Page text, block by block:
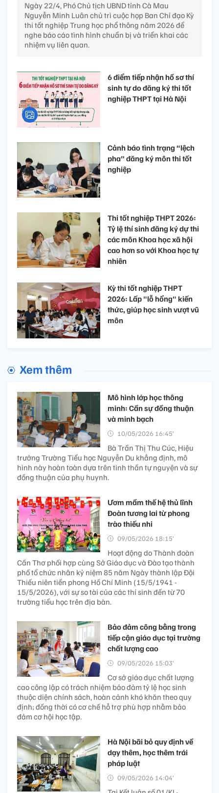
Ngày 22/4, Phó Chủ tịch UBND tỉnh Cà Mau
Nguyễn Minh Luân chủ trì cuộc họp Ban Chỉ đạo Kỳ
thi tốt nghiệp Trung học phổ thông năm 2026 để
nghe báo cáo tình hình chuẩn bị và triển khai các
nhiệm vụ liên quan.
6 điểm tiếp nhận hồ sơ thí
sinh tự do đăng ký thi tốt
nghiệp THPT tại Hà Nội
Cảnh báo tình trạng “lệch
pha” đăng ký môn thi tốt
nghiệp
Thi tốt nghiệp THPT 2026:
Tỷ lệ thí sinh đăng ký dự thi
các môn Khoa học xã hội
cao hơn so với Khoa học tự
nhiên
Kỳ thi tốt nghiệp THPT
2026: Lấp "lỗ hổng" kiến
thức, giúp học sinh vượt vũ
môn
Xem thêm
Mô hình lớp học thông
minh: Cần sự đồng thuận
và minh bạch
10/05/2026 16:45’
Bà Trần Thị Thu Cúc, Hiệu
trưởng Trường Tiểu học Nguyễn Du khẳng định, mô
hình này hoàn toàn dựa trên tinh thần tự nguyện và sự
đồng thuận của phụ huynh.
Ươm mầm thế hệ thủ lĩnh
Đoàn tương lai từ phong
trào thiếu nhi
09/05/2026 18:15’
Hoạt động do Thành đoàn
Cần Thơ phối hợp cùng Sở Giáo dục và Đào tạo thành
phố tổ chức nhân kỷ niệm 85 năm Ngày thành lập Đội
Thiếu niên tiền phong Hồ Chí Minh (15/5/1941 -
15/5/2026), với sự so tài của các thí sinh đến từ 70
trường tiểu học trên địa bàn.
Bảo đảm công bằng trong
tiếp cận giáo dục tại trường
chất lượng cao
09/05/2026 15:03’
Cơ sở giáo dục chất lượng
cao công lập có trách nhiệm bảo đảm tỷ lệ học sinh
thuộc diện chính sách, hoàn cảnh khó khăn theo quy
định; đồng thời có cơ chế hỗ trợ phù hợp nhằm bảo
đảm cơ hội học tập.
Hà Nội bãi bỏ quy định về
dạy thêm, học thêm trái
pháp luật
09/05/2026 14:04’